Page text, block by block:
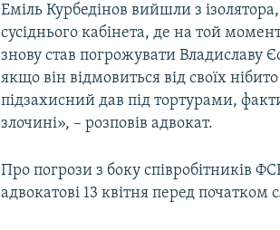
Еміль Курбедінов вийшли з
сусіднього кабінета, де на той
знову став погрожувати Владиславу
якщо він відмовиться від своїх
підзахисний дав під тортурами,
злочині», – розповів адвокат.
Про погрози з боку співробітників
адвокатові 13 квітня перед початком